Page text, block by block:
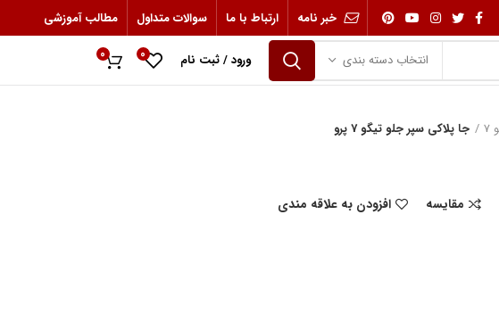
خبر نامه ارتباط با ما سوالات متداول
مطالب آموزشی
انتخاب دسته بندی ورود / ثبت نام 0
0
7 جا پلاکی سپر جلو تیگو 7 پرو
مقایسه
افزودن به علاقه مندی